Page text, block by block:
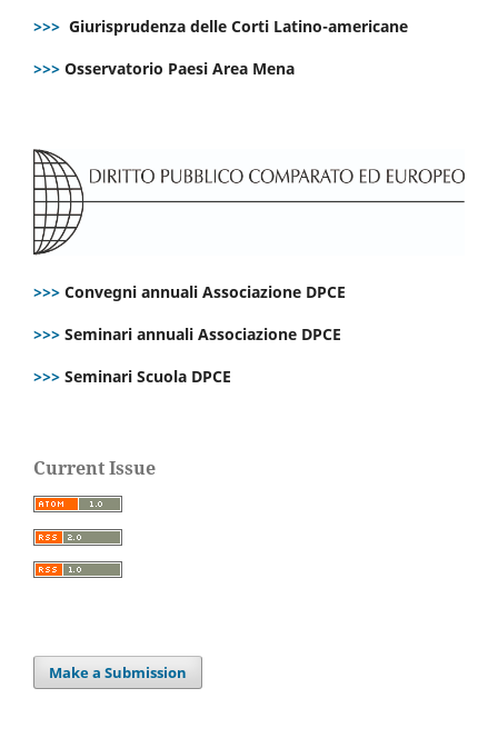
>>> Giurisprudenza delle Corti Latino-americane
>>> Osservatorio Paesi Area Mena
>>> Convegni annuali Associazione DPCE
>>> Seminari annuali Associazione DPCE
>>> Seminari Scuola DPCE
Current Issue
Make a Submission